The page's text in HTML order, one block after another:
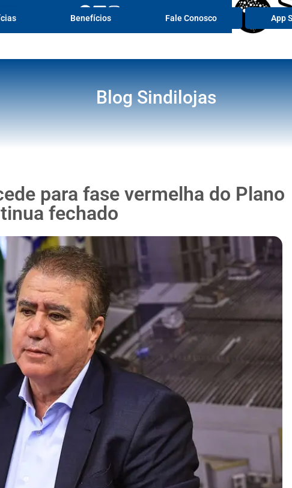
Portal de
Benefícios Fale Conosco App
Blog Sindilojas
para fase vermelha do Plano
fechado